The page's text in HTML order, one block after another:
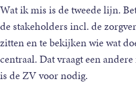
e600.
11. ↲Federatie Medisch
oncologische zorg.
https://
oncologische-zorg.
Wat ik mis is de tweede lijn.
de stakeholders incl. de
zitten en te bekijken wie wat
centraal. Dat vraagt een
is de ZV voor nodig.